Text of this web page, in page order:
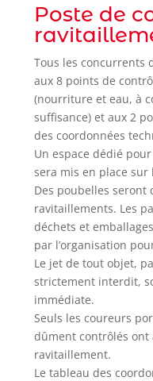
Poste de
Tous les concurrents
aux 8 points de
(nourriture et eau, à
suffisance) et aux 2
des coordonnées
Un espace dédié
sera mis en place sur
Des poubelles seront
ravitaillements. Les
déchets et
par l’organisation
Le jet de tout objet,
strictement interdit,
immédiate.
Seuls les coureurs
dûment contrôlés ont
ravitaillement.
Le tableau des